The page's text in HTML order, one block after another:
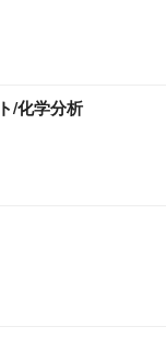
/化学分析